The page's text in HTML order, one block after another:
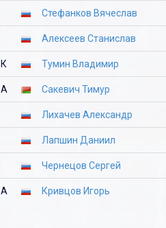
Стефанков Вячеслав
Алексеев Станислав
К Тумин Владимир
А Сакевич Тимур
Лихачев Александр
Лапшин Даниил
Чернецов Сергей
А Кривцов Игорь